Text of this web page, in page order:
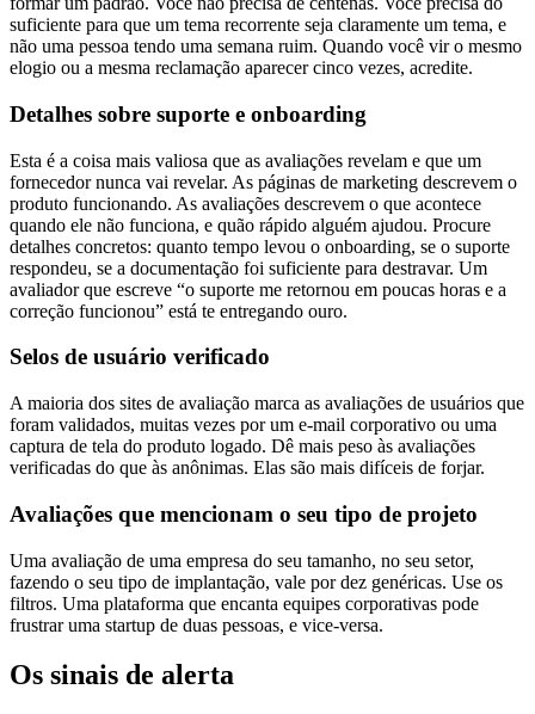
suficiente para que um tema recorrente seja claramente um tema, e
não uma pessoa tendo uma semana ruim. Quando você vir o mesmo
elogio ou a mesma reclamação aparecer cinco vezes, acredite.
Detalhes sobre suporte e onboarding
Esta é a coisa mais valiosa que as avaliações revelam e que um
fornecedor nunca vai revelar. As páginas de marketing descrevem o
produto funcionando. As avaliações descrevem o que acontece
quando ele não funciona, e quão rápido alguém ajudou. Procure
detalhes concretos: quanto tempo levou o onboarding, se o suporte
respondeu, se a documentação foi suficiente para destravar. Um
avaliador que escreve “o suporte me retornou em poucas horas e a
correção funcionou” está te entregando ouro.
Selos de usuário verificado
A maioria dos sites de avaliação marca as avaliações de usuários que
foram validados, muitas vezes por um e-mail corporativo ou uma
captura de tela do produto logado. Dê mais peso às avaliações
verificadas do que às anônimas. Elas são mais difíceis de forjar.
Avaliações que mencionam o seu tipo de projeto
Uma avaliação de uma empresa do seu tamanho, no seu setor,
fazendo o seu tipo de implantação, vale por dez genéricas. Use os
filtros. Uma plataforma que encanta equipes corporativas pode
frustrar uma startup de duas pessoas, e vice-versa.
Os sinais de alerta